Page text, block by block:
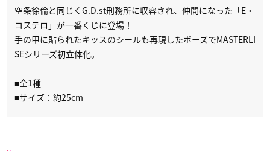
空条徐倫と同じくG.D.st刑務所に収容され、仲間になった「E・
コステロ」が一番くじに登場！
手の甲に貼られたキッスのシールも再現したポーズでMASTERLI
SEシリーズ初立体化。
■全1種
■サイズ：約25cm